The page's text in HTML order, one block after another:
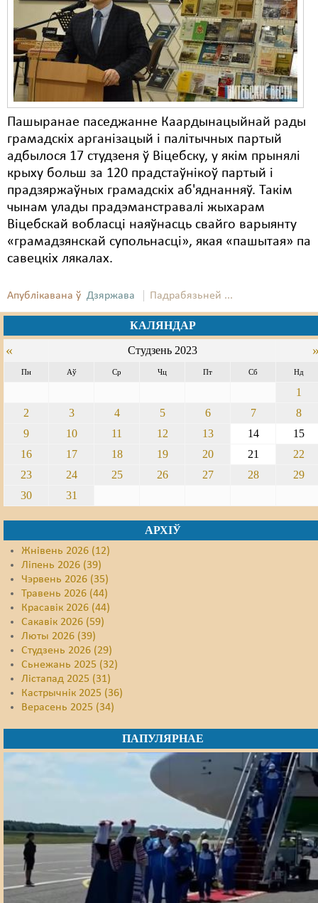
Пашыранае паседжанне Каардынацыйнай рады
грамадскіх арганізацый і палітычных партый
адбылося 17 студзеня ў Віцебску, у якім прынялі
крыху больш за 120 прадстаўнікоў партый і
прадзяржаўных грамадскіх аб'яднанняў. Такім
чынам улады прадэманстравалі жыхарам
Віцебскай вобласці наяўнасць свайго варыянту
«грамадзянскай супольнасці», якая «пашытая» па
савецкіх лякалах.
Апублікавана ў Дзяржава Падрабязьней ...
КАЛЯНДАР
« Студзень 2023
Пн Аў Ср Чц Пт Сб Нд
1
2
3 4 5 6 7
8
9
10 11 12 13 14
15
16
17 18 19 20 21
22
23
24 25 26 27 28
29
30
31
АРХІЎ
Жнівень 2026 (12)
Ліпень 2026 (39)
Чэрвень 2026 (35)
Травень 2026 (44)
Красавік 2026 (44)
Сакавік 2026 (59)
Люты 2026 (39)
Студзень 2026 (29)
Сьнежань 2025 (32)
Лістапад 2025 (31)
Кастрычнік 2025 (36)
Верасень 2025 (34)
ПАПУЛЯРНАЕ